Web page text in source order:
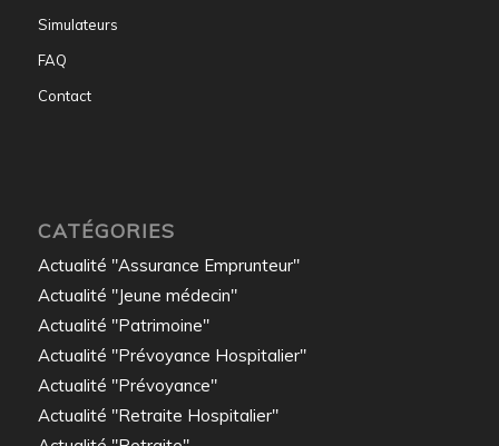
Simulateurs
FAQ
Contact
CATÉGORIES
Actualité "Assurance Emprunteur"
Actualité "Jeune médecin"
Actualité "Patrimoine"
Actualité "Prévoyance Hospitalier"
Actualité "Prévoyance"
Actualité "Retraite Hospitalier"